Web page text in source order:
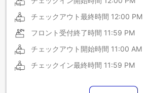
チェックアウト最終時間 12:00 PM
フロント受付終了時間 11:59 PM
チェックアウト開始時間 11:00 AM
チェックイン最終時間 11:59 PM